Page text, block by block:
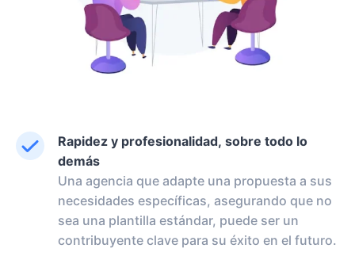
Rapidez y profesionalidad, sobre todo lo
demás
Una agencia que adapte una propuesta a sus
necesidades específicas, asegurando que no
sea una plantilla estándar, puede ser un
contribuyente clave para su éxito en el futuro.